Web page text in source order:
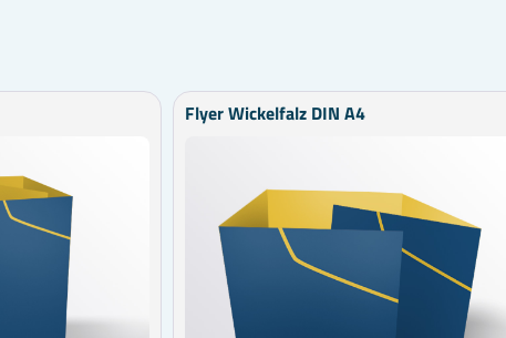
Flyer Wickelfalz DIN A4